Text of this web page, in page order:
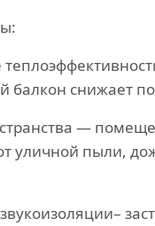
балкон снижает
—
уличной пыли,